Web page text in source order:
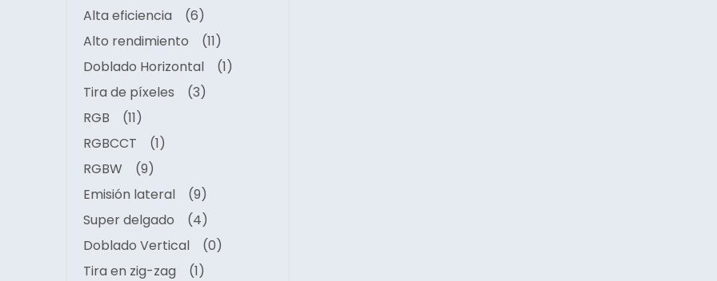
Alta eficiencia
(6)
Alto rendimiento
(11)
Doblado Horizontal
(1)
Tira de píxeles
(3)
RGB
(11)
RGBCCT
(1)
RGBW
(9)
Emisión lateral
(9)
Super delgado
(4)
Doblado Vertical
(0)
Tira en zig-zag
(1)